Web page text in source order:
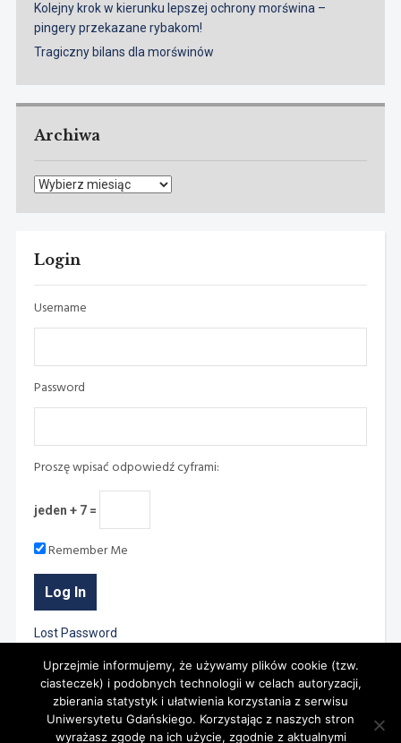
Kolejny krok w kierunku lepszej ochrony morświna –
pingery przekazane rybakom!
Tragiczny bilans dla morświnów
Archiwa
Archiwa
Login
Username
Password
Proszę wpisać odpowiedź cyframi:
jeden + 7 =
Remember Me
Lost Password
Uprzejmie informujemy, że używamy plików cookie (tzw.
ciasteczek) i podobnych technologii w celach autoryzacji,
zbierania statystyk i ułatwienia korzystania z serwisu
Uniwersytetu Gdańskiego. Korzystając z naszych stron
wyrażasz zgodę na ich użycie, zgodnie z aktualnymi